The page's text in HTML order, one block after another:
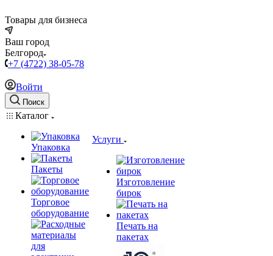
Товары для бизнеса
Ваш город
Белгород
+7 (4722) 38-05-78
Войти
Поиск
Каталог
Упаковка
Пакеты
Торговое
оборудование
Услуги
Изготовление
бирок
Печать на
пакетах